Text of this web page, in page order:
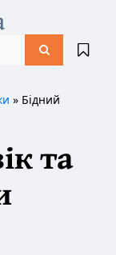
» Бідний
та